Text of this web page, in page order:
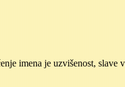
imena je uzvišenost,